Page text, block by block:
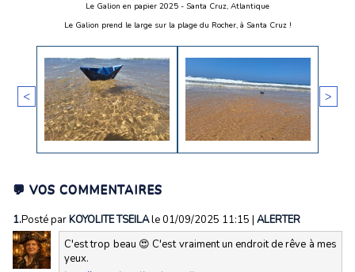
Le Galion en papier 2025 - Santa Cruz, Atlantique
Le Galion prend le large sur la plage du Rocher, à Santa Cruz !
< >
💬 VOS COMMENTAIRES
1.Posté parKOYOLITE TSEILAle 01/09/2025 11:15 | ALERTER
C'est trop beau 😍 C'est vraiment un endroit de rêve à mes
yeux.